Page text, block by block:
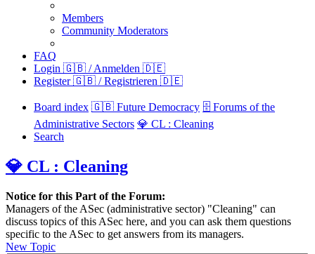
Members
Community Moderators
FAQ
Login 🇬🇧 / Anmelden 🇩🇪
Register 🇬🇧 / Registrieren 🇩🇪
Board index 🇬🇧 Future Democracy 🗄️ Forums of the
Administrative Sectors 💎 CL : Cleaning
Search
💎 CL : Cleaning
Notice for this Part of the Forum:
Managers of the ASec (administrative sector) "Cleaning" can
discuss topics of this ASec here, and you can ask them questions
specific to the ASec to get answers from its managers.
New Topic